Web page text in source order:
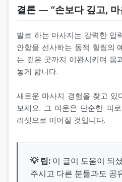
결론 — “손보다 깊고,
발로 하는 마사지는 강력한 압
안함을 선사하는 동적 힐링의
는 깊은 곳까지 이완시키며 몸
놓게 합니다.
새로운 마사지 경험을 찾고 있
보세요. 그 여운은 단순한 피
리셋으로 이어질 것입니다.
💡 팁: 이 글이 도움이 되
주시고 다른 분들과도 공